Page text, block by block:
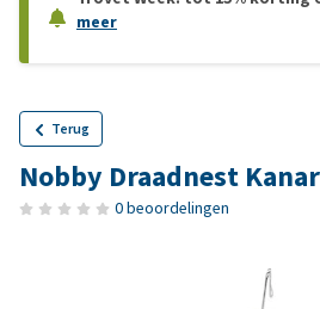
meer
Terug
Nobby Draadnest
0 beoordelingen